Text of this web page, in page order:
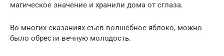
магическое значение и хранили дома от сглаза.
Во многих сказаниях съев волшебное яблоко, можно
было обрести вечную молодость.